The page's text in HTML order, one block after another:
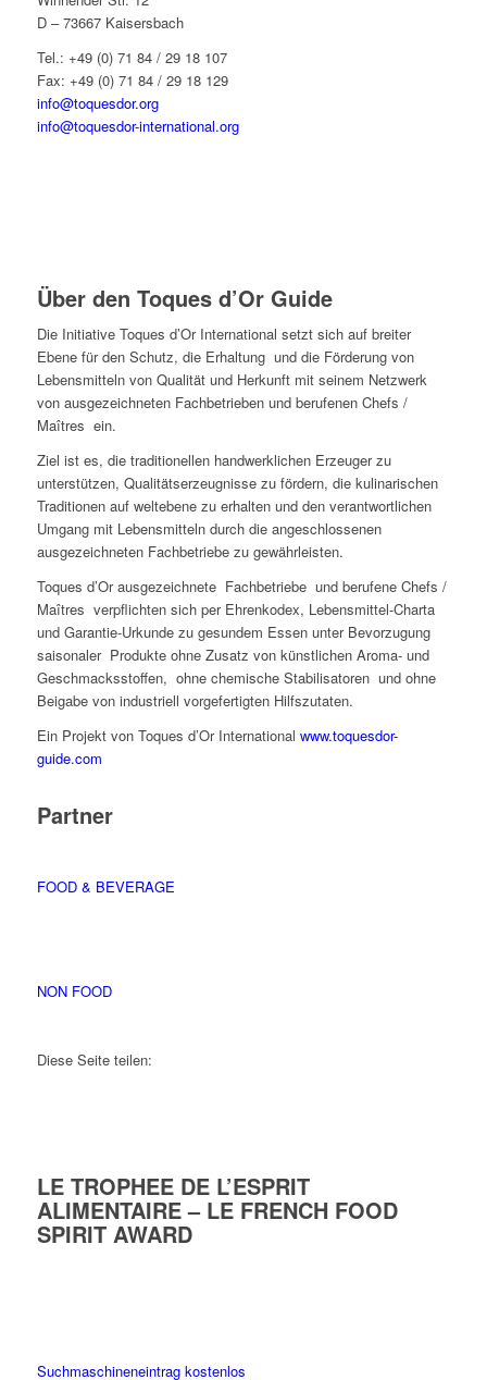
D – 73667 Kaisersbach
Tel.: +49 (0) 71 84 / 29 18 107
Fax: +49 (0) 71 84 / 29 18 129
info@toquesdor.org
info@toquesdor-international.org
Über den Toques d’Or Guide
Die Initiative Toques d’Or International setzt sich auf breiter
Ebene für den Schutz, die Erhaltung und die Förderung von
Lebensmitteln von Qualität und Herkunft mit seinem Netzwerk
von ausgezeichneten Fachbetrieben und berufenen Chefs /
Maîtres ein.
Ziel ist es, die traditionellen handwerklichen Erzeuger zu
unterstützen, Qualitätserzeugnisse zu fördern, die kulinarischen
Traditionen auf weltebene zu erhalten und den verantwortlichen
Umgang mit Lebensmitteln durch die angeschlossenen
ausgezeichneten Fachbetriebe zu gewährleisten.
Toques d’Or ausgezeichnete Fachbetriebe und berufene Chefs /
Maîtres verpflichten sich per Ehrenkodex, Lebensmittel-Charta
und Garantie-Urkunde zu gesundem Essen unter Bevorzugung
saisonaler Produkte ohne Zusatz von künstlichen Aroma- und
Geschmacksstoffen, ohne chemische Stabilisatoren und ohne
Beigabe von industriell vorgefertigten Hilfszutaten.
Ein Projekt von Toques d’Or International www.toquesdor-
guide.com
Partner
FOOD & BEVERAGE
NON FOOD
Diese Seite teilen:
LE TROPHEE DE L’ESPRIT
ALIMENTAIRE – LE FRENCH FOOD
SPIRIT AWARD
Suchmaschineneintrag kostenlos